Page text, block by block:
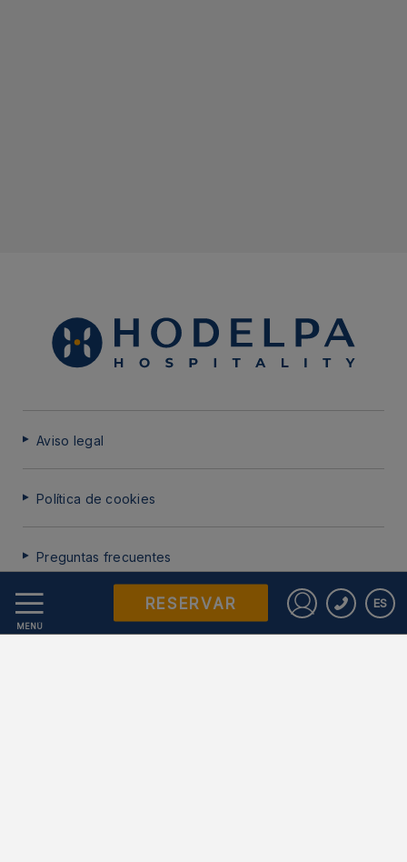
MENÚ
ES
RESERVAR
Aviso legal
Política de cookies
Preguntas frecuentes
Protección de datos